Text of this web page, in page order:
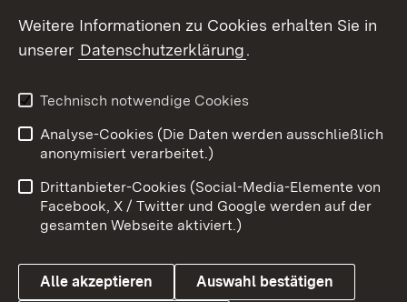
Social Wall
X / Twitter
Youtube
Benutzungshinweise
Barrierefreiheit
Datenschutz
Cookies
Weitere Informationen zu Cookies erhalten Sie in
unserer Datenschutzerklärung.
Technisch notwendige Cookies
Analyse-Cookies (Die Daten werden ausschließlich
anonymisiert verarbeitet.)
Drittanbieter-Cookies (Social-Media-Elemente von
Facebook, X / Twitter und Google werden auf der
gesamten Webseite aktiviert.)
Alle akzeptieren Auswahl bestätigen